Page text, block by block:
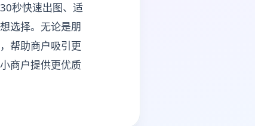
秒快速出图、适
选择。无论是朋
帮助商户吸引更
商户提供更优质